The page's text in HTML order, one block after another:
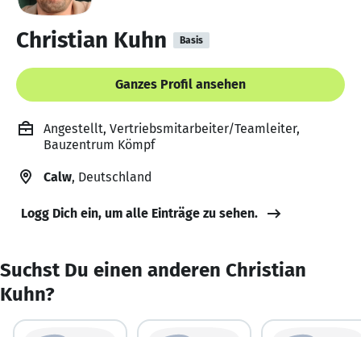
Christian Kuhn Basis
Ganzes Profil ansehen
Angestellt, Vertriebsmitarbeiter/Teamleiter,
Bauzentrum Kömpf
Calw, Deutschland
Logg Dich ein, um alle Einträge zu sehen.
Suchst Du einen anderen Christian
Kuhn?